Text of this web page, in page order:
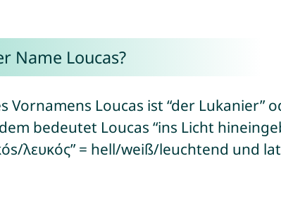
Name Loucas?
Vornamens Loucas ist “der Lukanier”
bedeutet Loucas “ins Licht
λευκός” = hell/weiß/leuchtend und